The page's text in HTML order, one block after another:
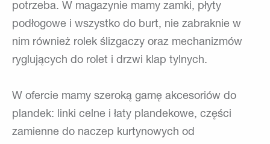
potrzeba. W magazynie mamy zamki, płyty
podłogowe i wszystko do burt, nie zabraknie w
nim również rolek ślizgaczy oraz mechanizmów
ryglujących do rolet i drzwi klap tylnych.
W ofercie mamy szeroką gamę akcesoriów do
plandek: linki celne i łaty plandekowe, części
zamienne do naczep kurtynowych od